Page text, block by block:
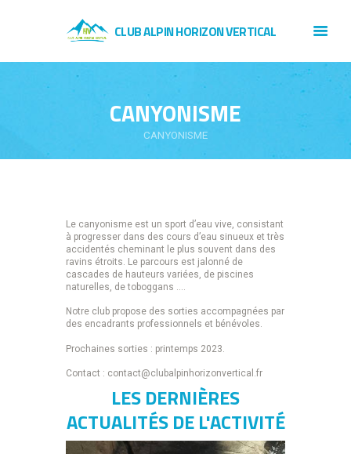
CLUB ALPIN HORIZON VERTICAL
CANYONISME
CANYONISME
Le canyonisme est un sport d’eau vive, consistant
à progresser dans des cours d’eau sinueux et très
accidentés cheminant le plus souvent dans des
ravins étroits. Le parcours est jalonné de
cascades de hauteurs variées, de piscines
naturelles, de toboggans ….
Notre club propose des sorties accompagnées par
des encadrants professionnels et bénévoles.
Prochaines sorties : printemps 2023.
Contact : contact@clubalpinhorizonvertical.fr
LES DERNIÈRES
ACTUALITÉS DE L'ACTIVITÉ